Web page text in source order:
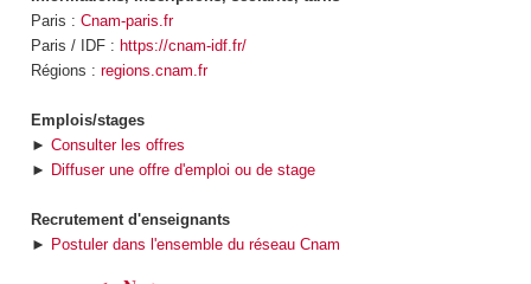
Paris : Cnam-paris.fr
Paris / IDF : https://cnam-idf.fr/
Régions : regions.cnam.fr
Emplois/stages
► Consulter les offres
► Diffuser une offre d'emploi ou de stage
Recrutement d'enseignants
► Postuler dans l'ensemble du réseau Cnam